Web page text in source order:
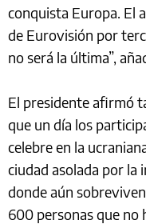
conquista Europa. El
de Eurovisión por
no será la última”,
El presidente afirmó
que un día los
celebre en la
ciudad asolada por la
donde aún
600 personas que no